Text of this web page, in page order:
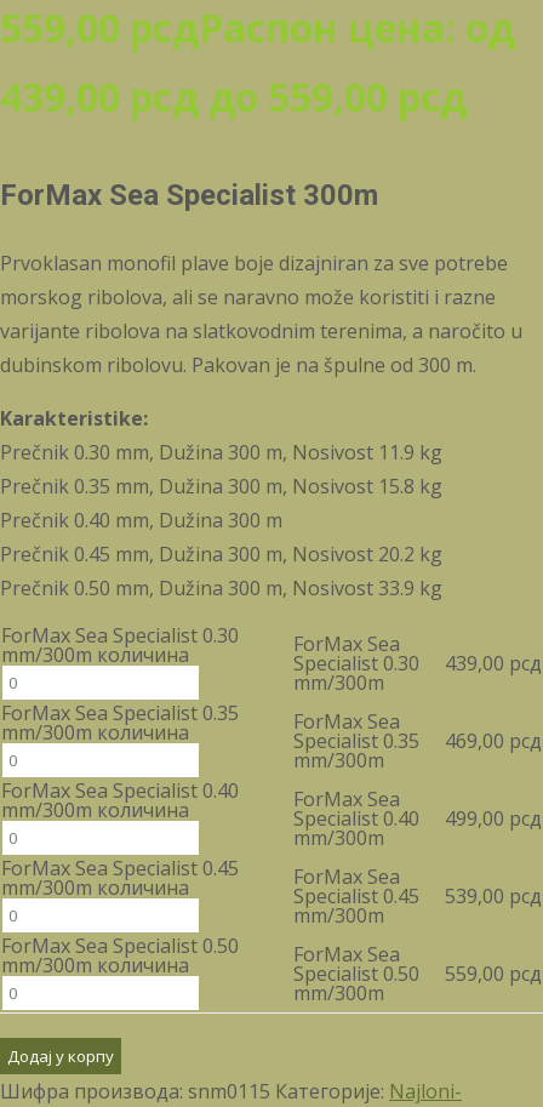
559,00 рсдРаспон цена: од
439,00 рсд до 559,00 рсд
ForMax Sea Specialist 300m
Prvoklasan monofil plave boje dizajniran za sve potrebe
morskog ribolova, ali se naravno može koristiti i razne
varijante ribolova na slatkovodnim terenima, a naročito u
dubinskom ribolovu. Pakovan je na špulne od 300 m.
Karakteristike:
Prečnik 0.30 mm, Dužina 300 m, Nosivost 11.9 kg
Prečnik 0.35 mm, Dužina 300 m, Nosivost 15.8 kg
Prečnik 0.40 mm, Dužina 300 m
Prečnik 0.45 mm, Dužina 300 m, Nosivost 20.2 kg
Prečnik 0.50 mm, Dužina 300 m, Nosivost 33.9 kg
ForMax Sea Specialist 0.30
mm/300m количина ForMax Sea
Specialist 0.30
mm/300m
439,00 рсд
ForMax Sea Specialist 0.35
mm/300m количина ForMax Sea
Specialist 0.35
mm/300m
469,00 рсд
ForMax Sea Specialist 0.40
mm/300m количина ForMax Sea
Specialist 0.40
mm/300m
499,00 рсд
ForMax Sea Specialist 0.45
mm/300m количина ForMax Sea
Specialist 0.45
mm/300m
539,00 рсд
ForMax Sea Specialist 0.50
mm/300m количина ForMax Sea
Specialist 0.50
mm/300m
559,00 рсд
Додај у корпу
Шифра производа: snm0115 Категорије: Najloni-